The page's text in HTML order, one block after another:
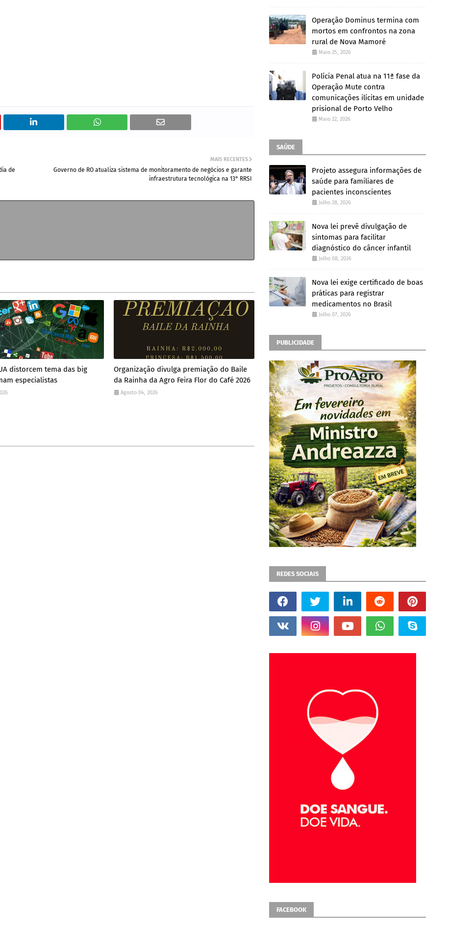
MAIS RECENTES
Governo de RO atualiza sistema de monitoramento de negócios e garante
infraestrutura tecnológica na 13° RRSI
de
distorcem tema das big
especialistas
Organização divulga premiação do Baile
da Rainha da Agro Feira Flor do Café 2026
Agosto 04, 2026
Operação Dominus termina com
mortos em confrontos na zona
rural de Nova Mamoré
Maio 25, 2026
Polícia Penal atua na 11ª fase da
Operação Mute contra
comunicações ilícitas em unidade
prisional de Porto Velho
Maio 22, 2026
SAÚDE
Projeto assegura informações de
saúde para familiares de
pacientes inconscientes
Julho 28, 2026
Nova lei prevê divulgação de
sintomas para facilitar
diagnóstico do câncer infantil
Julho 08, 2026
Nova lei exige certificado de boas
práticas para registrar
medicamentos no Brasil
Julho 07, 2026
PUBLICIDADE
REDES SOCIAIS
FACEBOOK